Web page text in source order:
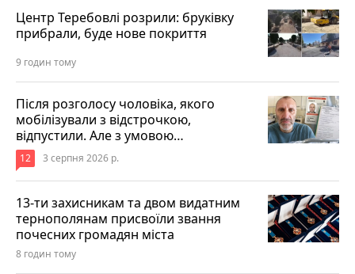
Центр Теребовлі розрили: бруківку
прибрали, буде нове покриття
9 годин тому
Після розголосу чоловіка, якого
мобілізували з відстрочкою,
відпустили. Але з умовою…
12 3 серпня 2026 р.
13-ти захисникам та двом видатним
тернополянам присвоїли звання
почесних громадян міста
8 годин тому